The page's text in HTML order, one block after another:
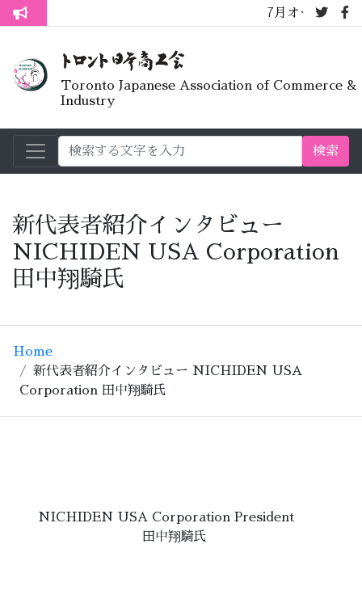
トロント生活不安疑問質問懇談会
7月オープンライブラリー
Toronto Japanese Association of Commerce &
Industry
検索
新代表者紹介インタビュー
NICHIDEN USA Corporation
田中翔騎氏
Home
新代表者紹介インタビュー NICHIDEN USA
Corporation 田中翔騎氏
NICHIDEN USA Corporation President
田中翔騎氏